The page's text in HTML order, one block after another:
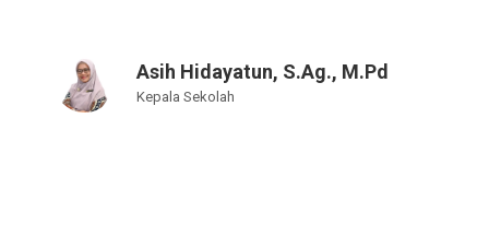
Asih Hidayatun, S.Ag., M.Pd
Kepala Sekolah